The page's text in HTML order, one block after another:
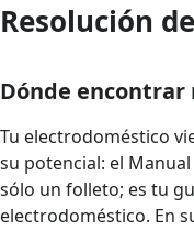
Resolución
Dónde encontrar
Tu electrodoméstico
su potencial: el
sólo un folleto; es tu
electrodoméstico. En